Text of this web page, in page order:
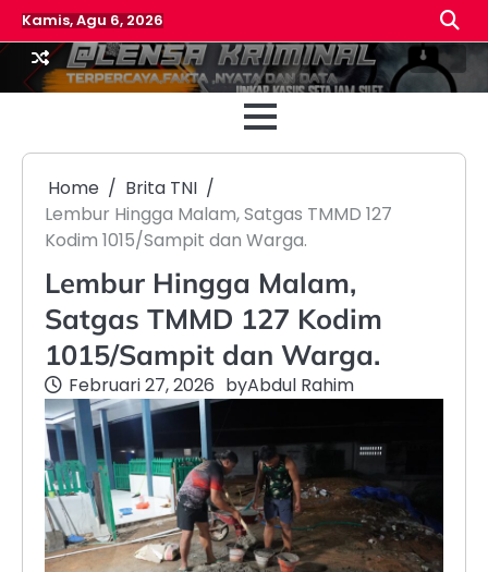
Skip
to
content
Kamis, Agu 6, 2026
Beranda
Home
Brita TNI
Lembur Hingga Malam, Satgas TMMD 127
Kodim 1015/Sampit dan Warga.
Lembur Hingga Malam,
Satgas TMMD 127 Kodim
1015/Sampit dan Warga.
Februari 27, 2026 byAbdul Rahim